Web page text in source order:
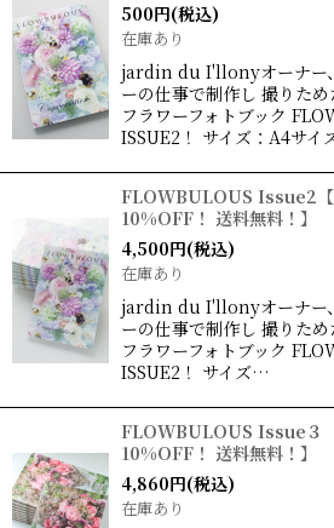
500円(税込)
在庫あり
jardin du I'llonyオーナー
ーの仕事で制作し 撮りた
フラワーフォトブック
ISSUE2！ サイズ：A4サイ
FLOWBULOUS Issue2【
10%OFF！ 送料無料！】
4,500円(税込)
在庫あり
jardin du I'llonyオーナー
ーの仕事で制作し 撮りた
フラワーフォトブック
ISSUE2！ サイズ…
FLOWBULOUS Issue３
10%OFF！ 送料無料！】
4,860円(税込)
在庫あり